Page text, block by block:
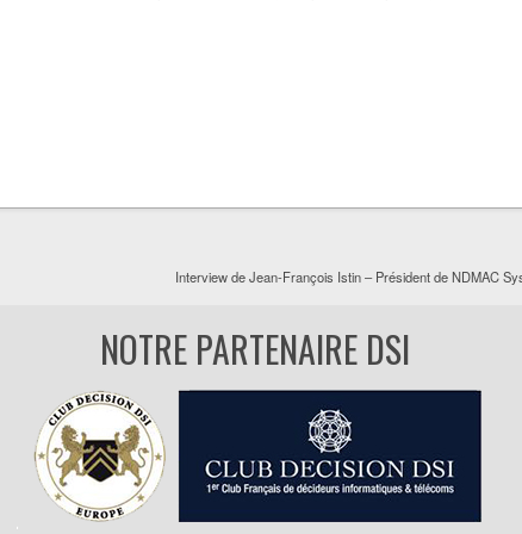
Interview de Jean-François Istin – Président de NDMAC
NOTRE PARTENAIRE DSI